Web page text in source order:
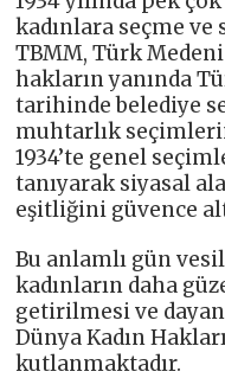
kadınlara seçme ve
TBMM, Türk
hakların yanında
tarihinde belediye
muhtarlık
1934’te genel
tanıyarak siyasal
eşitliğini güvence
Bu anlamlı gün
kadınların daha
getirilmesi ve
Dünya Kadın
kutlanmaktadır.